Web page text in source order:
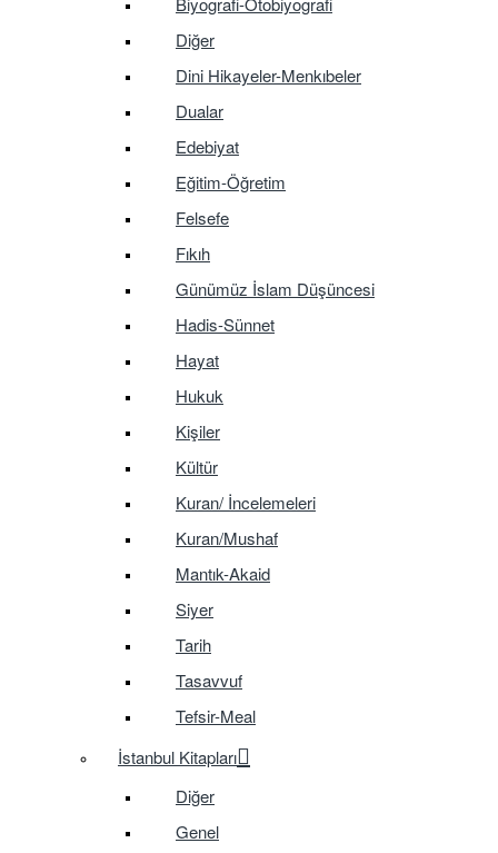
Diğer
Dini Hikayeler-Menkıbeler
Dualar
Edebiyat
Eğitim-Öğretim
Felsefe
Fıkıh
Günümüz İslam Düşüncesi
Hadis-Sünnet
Hayat
Hukuk
Kişiler
Kültür
Kuran/ İncelemeleri
Kuran/Mushaf
Mantık-Akaid
Siyer
Tarih
Tasavvuf
Tefsir-Meal
İstanbul Kitapları
Diğer
Genel